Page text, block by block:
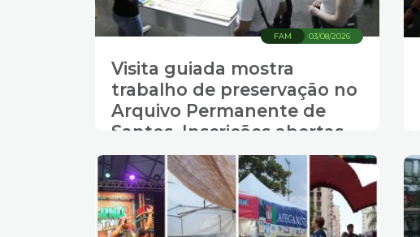
03/08/2026
FAM
Visita guiada mostra
trabalho de preservação no
Arquivo Permanente de
Santos. Inscrições abertas